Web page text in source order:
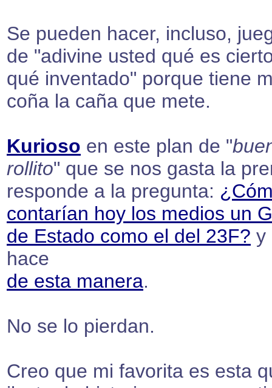
Se pueden hacer, incluso,
de "adivine usted qué es
qué inventado" porque tiene
coña la caña que mete.
Kurioso en este plan de "
rollito" que se nos gasta la
responde a la pregunta:
contarían hoy los medios un
de Estado como el del 23F? y
hace
de esta manera.
No se lo pierdan.
Creo que mi favorita es esta